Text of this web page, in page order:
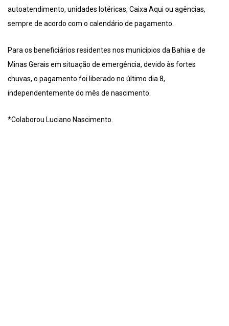
autoatendimento, unidades lotéricas, Caixa Aqui ou agências,
sempre de acordo com o calendário de pagamento.
Para os beneficiários residentes nos municípios da Bahia e de
Minas Gerais em situação de emergência, devido às fortes
chuvas, o pagamento foi liberado no último dia 8,
independentemente do mês de nascimento.
*Colaborou Luciano Nascimento.